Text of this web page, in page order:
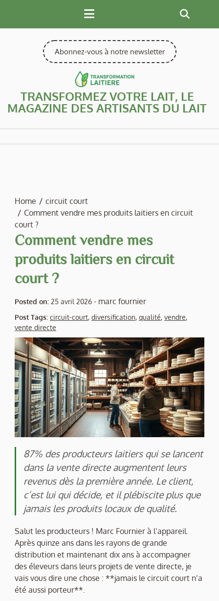
content
Abonnez-vous à notre newsletter
TRANSFORMEZ VOTRE LAIT, LE
MAGAZINE DES ARTISANTS DU LAIT
Home
circuit court
Comment vendre mes produits laitiers en circuit
court ?
Comment vendre mes
produits laitiers en circuit
court ?
Posted on: 25 avril 2026 - marc fournier
Post Tags: circuit-court, diversification, qualité, vendre,
vente directe
87% des producteurs laitiers qui se lancent
dans la vente directe augmentent leurs
revenus dès la première année. Le client,
c’est lui qui décide, et il plébiscite plus que
jamais les produits locaux de qualité.
Salut les producteurs ! Marc Fournier à l’appareil.
Après quinze ans dans les rayons de grande
distribution et maintenant dix ans à accompagner
des éleveurs dans leurs projets de vente directe, je
vais vous dire une chose : **jamais le circuit court n’a
été aussi porteur**.